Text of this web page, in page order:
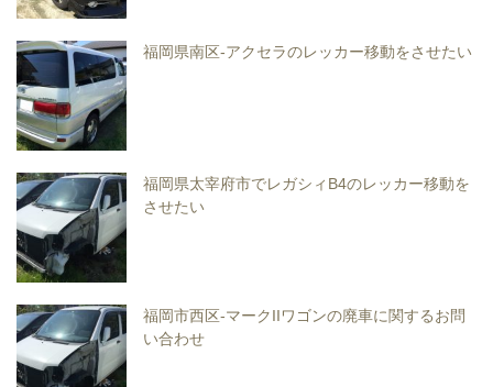
福岡県南区-アクセラのレッカー移動をさせたい
福岡県太宰府市でレガシィB4のレッカー移動を
させたい
福岡市西区-マークIIワゴンの廃車に関するお問
い合わせ